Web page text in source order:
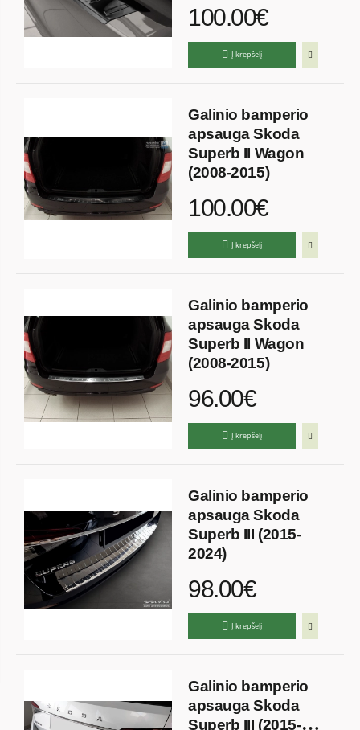
100.00€
Į krepšelį
Galinio bamperio
apsauga Skoda
Superb II Wagon
(2008-2015)
100.00€
Į krepšelį
Galinio bamperio
apsauga Skoda
Superb II Wagon
(2008-2015)
96.00€
Į krepšelį
Galinio bamperio
apsauga Skoda
Superb III (2015-
2024)
98.00€
Į krepšelį
Galinio bamperio
apsauga Skoda
Superb III (2015-